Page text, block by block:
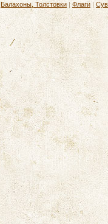
Балахоны, Толстовки |Флаги |